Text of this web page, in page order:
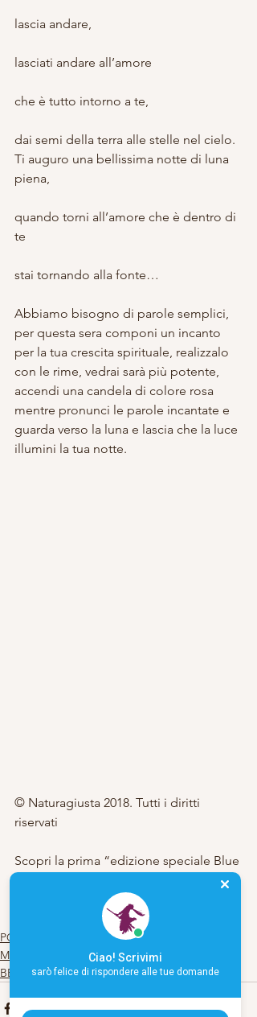
lascia andare,
lasciati andare all’amore
che è tutto intorno a te,
dai semi della terra alle stelle nel cielo.
Ti auguro una bellissima notte di luna
piena,
quando torni all’amore che è dentro di
te
stai tornando alla fonte…
Abbiamo bisogno di parole semplici,
per questa sera componi un incanto
per la tua crescita spirituale, realizzalo
con le rime, vedrai sarà più potente,
accendi una candela di colore rosa
mentre pronunci le parole incantate e
guarda verso la luna e lascia che la luce
illumini la tua notte.
© Naturagiusta 2018. Tutti i diritti
riservati
Scopri la prima “edizione speciale Blue
Moon” del libro di Carla: “Le Streghe
vanno a letto presto“
POESIA
MAGIA E ALCHIMIA
BENESSERE
Ciao! Scrivimi
sarò felice di rispondere alle tue domande